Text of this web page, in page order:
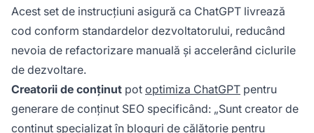
Acest set de instrucțiuni asigură ca ChatGPT livrează
cod conform standardelor dezvoltatorului, reducând
nevoia de refactorizare manuală și accelerând ciclurile
de dezvoltare.
Creatorii de conținut pot optimiza ChatGPT pentru
generare de conținut SEO specificând: „Sunt creator de
conținut specializat în bloguri de călătorie pentru